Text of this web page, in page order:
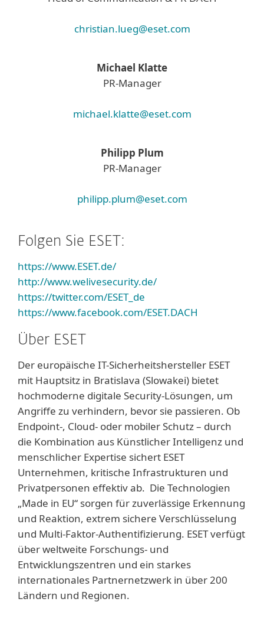
christian.lueg@eset.com
Michael Klatte
PR-Manager
michael.klatte@eset.com
Philipp Plum
PR-Manager
philipp.plum@eset.com
Folgen Sie ESET:
https://www.ESET.de/
http://www.welivesecurity.de/
https://twitter.com/ESET_de
https://www.facebook.com/ESET.DACH
Über ESET
Der europäische IT-Sicherheitshersteller ESET
mit Hauptsitz in Bratislava (Slowakei) bietet
hochmoderne digitale Security-Lösungen, um
Angriffe zu verhindern, bevor sie passieren. Ob
Endpoint-, Cloud- oder mobiler Schutz – durch
die Kombination aus Künstlicher Intelligenz und
menschlicher Expertise sichert ESET
Unternehmen, kritische Infrastrukturen und
Privatpersonen effektiv ab. Die Technologien
„Made in EU“ sorgen für zuverlässige Erkennung
und Reaktion, extrem sichere Verschlüsselung
und Multi-Faktor-Authentifizierung. ESET verfügt
über weltweite Forschungs- und
Entwicklungszentren und ein starkes
internationales Partnernetzwerk in über 200
Ländern und Regionen.